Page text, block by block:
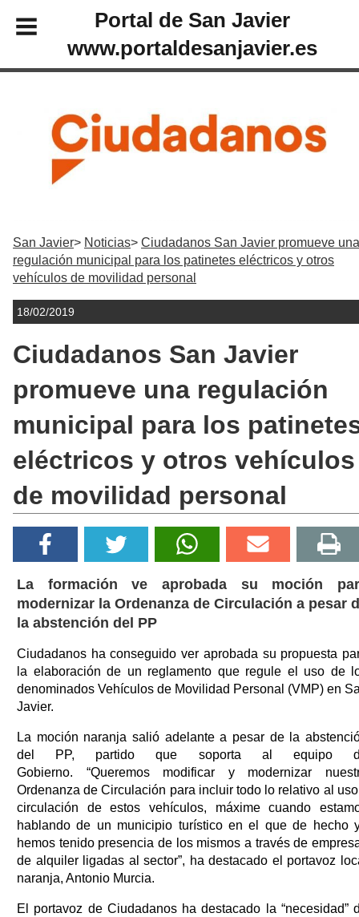
Portal de San Javier
www.portaldesanjavier.es
San Javier Noticias
Ciudadanos San Javier promueve una
regulación municipal para los patinetes eléctricos y otros
vehículos de movilidad personal
18/02/2019
Ciudadanos San Javier
promueve una regulación
municipal para los
eléctricos y otros vehículos
de movilidad personal
La formación ve aprobada su moción
modernizar la Ordenanza de Circulación a pesar
la abstención del PP
Ciudadanos ha conseguido ver aprobada su propuesta
la elaboración de un reglamento que regule el uso de
denominados Vehículos de Movilidad Personal (VMP) en
Javier.
La moción naranja salió adelante a pesar de la
del PP, partido que soporta al equipo
Gobierno. “Queremos modificar y modernizar
Ordenanza de Circulación para incluir todo lo relativo al
circulación de estos vehículos, máxime cuando
hablando de un municipio turístico en el que de hecho
hemos tenido presencia de los mismos a través de
de alquiler ligadas al sector”, ha destacado el portavoz
naranja, Antonio Murcia.
El portavoz de Ciudadanos ha destacado la “necesidad”